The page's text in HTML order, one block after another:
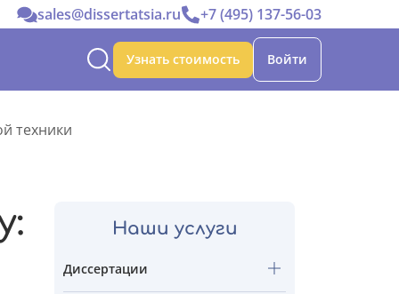
sales@dissertatsia.ru +7 (495) 137-56-03
Узнать стоимость Войти
техники
Наши услуги
Диссертации